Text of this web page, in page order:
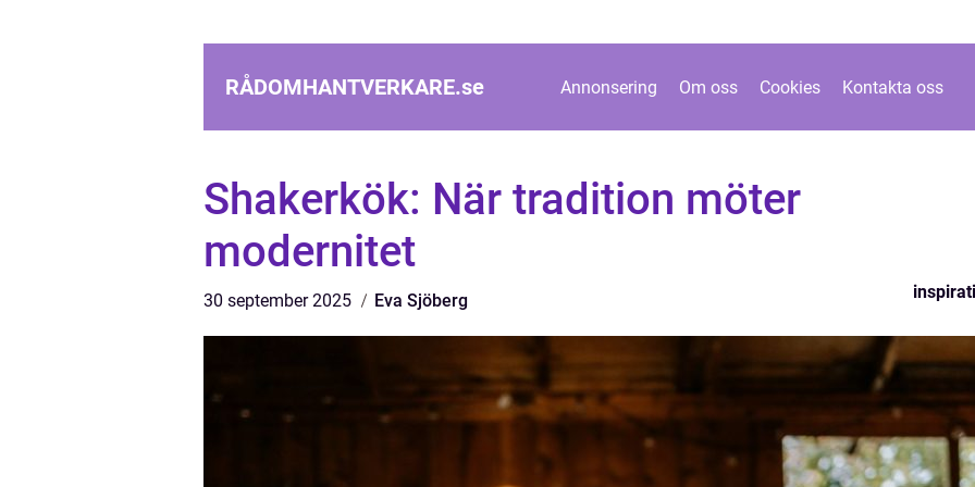
RÅDOMHANTVERKARE.se Annonsering Om oss Cookies Kontakta oss
Shakerkök: När tradition möter
modernitet
30 september 2025 Eva Sjöberg